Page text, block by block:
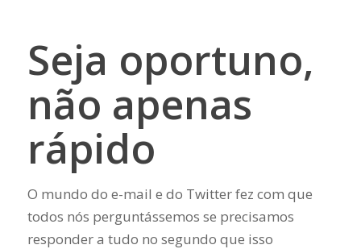
Seja oportuno,
não apenas
rápido
O mundo do e-mail e do Twitter fez com que
todos nós perguntássemos se precisamos
responder a tudo no segundo que isso